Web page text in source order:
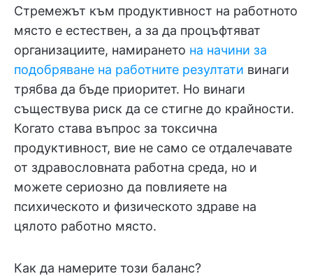
Стремежът към продуктивност на работното
място е естествен, а за да процъфтяват
организациите, намирането на начини за
подобряване на работните резултати винаги
трябва да бъде приоритет. Но винаги
съществува риск да се стигне до крайности.
Когато става въпрос за токсична
продуктивност, вие не само се отдалечавате
от здравословната работна среда, но и
можете сериозно да повлияете на
психическото и физическото здраве на
цялото работно място.
Как да намерите този баланс?